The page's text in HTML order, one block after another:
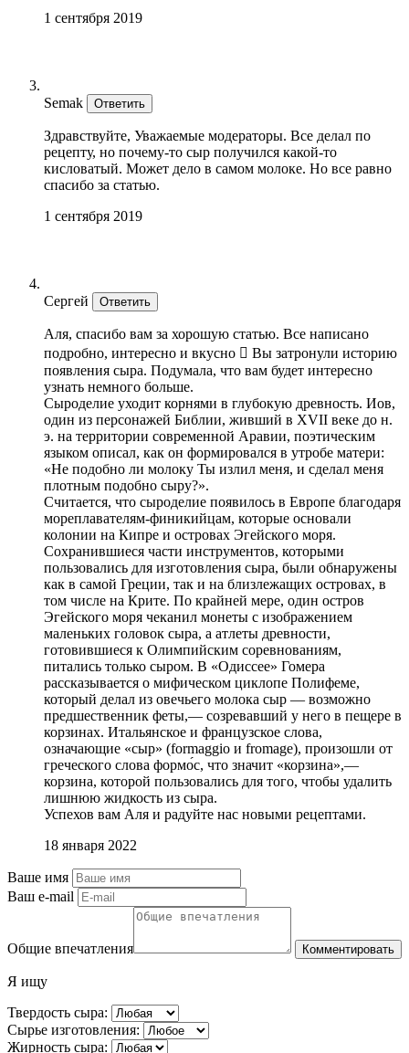
1 сентября 2019
Semak Ответить
Здравствуйте, Уважаемые модераторы. Все делал по
рецепту, но почему-то сыр получился какой-то
кисловатый. Может дело в самом молоке. Но все равно
спасибо за статью.
1 сентября 2019
Сергей Ответить
Аля, спасибо вам за хорошую статью. Все написано
подробно, интересно и вкусно  Вы затронули историю
появления сыра. Подумала, что вам будет интересно
узнать немного больше.
Сыроделие уходит корнями в глубокую древность. Иов,
один из персонажей Библии, живший в XVII веке до н.
э. на территории современной Аравии, поэтическим
языком описал, как он формировался в утробе матери:
«Не подобно ли молоку Ты излил меня, и сделал меня
плотным подобно сыру?».
Считается, что сыроделие появилось в Европе благодаря
мореплавателям-финикийцам, которые основали
колонии на Кипре и островах Эгейского моря.
Сохранившиеся части инструментов, которыми
пользовались для изготовления сыра, были обнаружены
как в самой Греции, так и на близлежащих островах, в
том числе на Крите. По крайней мере, один остров
Эгейского моря чеканил монеты с изображением
маленьких головок сыра, а атлеты древности,
готовившиеся к Олимпийским соревнованиям,
питались только сыром. В «Одиссее» Гомера
рассказывается о мифическом циклопе Полифеме,
который делал из овечьего молока сыр — возможно
предшественник феты,— созревавший у него в пещере в
корзинах. Итальянское и французское слова,
означающие «сыр» (formaggio и fromage), произошли от
греческого слова формо́с, что значит «корзина»,—
корзина, которой пользовались для того, чтобы удалить
лишнюю жидкость из сыра.
Успехов вам Аля и радуйте нас новыми рецептами.
18 января 2022
Ваше имя
Ваш e-mail
Общие впечатления Комментировать
Я ищу
Твердость сыра:
Сырье изготовления:
Жирность сыра: